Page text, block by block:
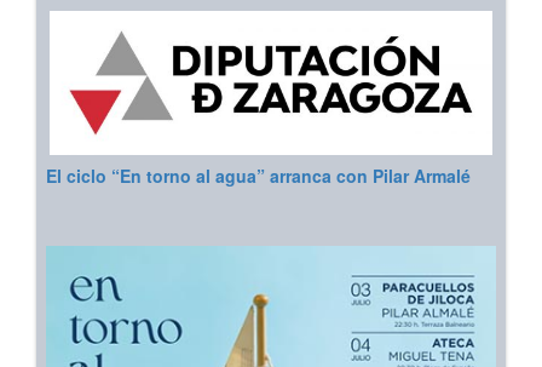
El ciclo “En torno al agua” arranca con Pilar Armalé